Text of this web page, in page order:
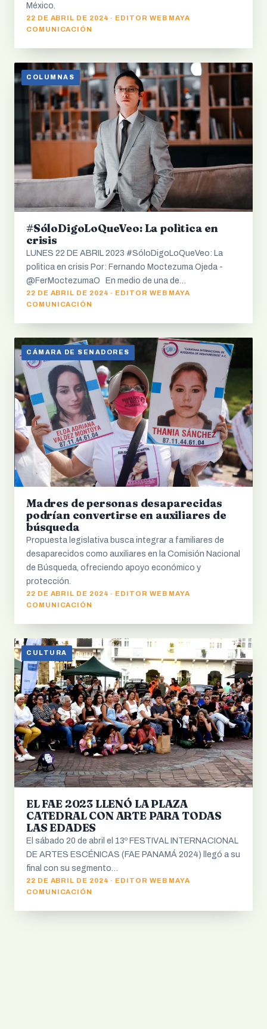
México.
22 DE ABRIL DE 2024 · EDITOR WEB MAYA
COMUNICACIÓN
COLUMNAS
#SóloDigoLoQueVeo: La polìtica en
crisis
LUNES 22 DE ABRIL 2023 #SóloDigoLoQueVeo: La
polìtica en crisis Por: Fernando Moctezuma Ojeda -
@FerMoctezumaO En medio de una de…
22 DE ABRIL DE 2024 · EDITOR WEB MAYA
COMUNICACIÓN
CÁMARA DE SENADORES
Madres de personas desaparecidas
podrían convertirse en auxiliares de
búsqueda
Propuesta legislativa busca integrar a familiares de
desaparecidos como auxiliares en la Comisión Nacional
de Búsqueda, ofreciendo apoyo económico y
protección.
22 DE ABRIL DE 2024 · EDITOR WEB MAYA
COMUNICACIÓN
CULTURA
EL FAE 2023 LLENÓ LA PLAZA
CATEDRAL CON ARTE PARA TODAS
LAS EDADES
El sábado 20 de abril el 13º FESTIVAL INTERNACIONAL
DE ARTES ESCÉNICAS (FAE PANAMÁ 2024) llegó a su
final con su segmento…
22 DE ABRIL DE 2024 · EDITOR WEB MAYA
COMUNICACIÓN